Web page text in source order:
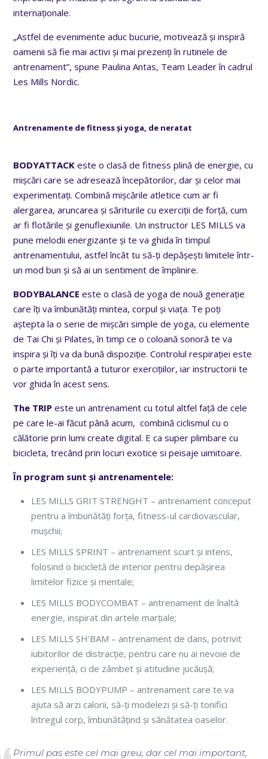
internaționale.
„Astfel de evenimente aduc bucurie, motivează și inspiră
oamenii să fie mai activi și mai prezenți în rutinele de
antrenament”, spune Paulina Antas, Team Leader în cadrul
Les Mills Nordic.
Antrenamente de fitness și yoga, de neratat
BODYATTACKeste o clasă de fitness plină de energie, cu
mișcări care se adresează începătorilor, dar și celor mai
experimentați. Combină mișcările atletice cum ar fi
alergarea, aruncarea și săriturile cu exerciții de forță, cum
ar fi flotările și genuflexiunile. Un instructor LES MILLS va
pune melodii energizante și te va ghida în timpul
antrenamentului, astfel încât tu să-ți depășești limitele într-
un mod bun și să ai un sentiment de împlinire.
BODYBALANCE este o clasă de yoga de nouă generație
care îți va îmbunătăți mintea, corpul și viața. Te poți
aștepta la o serie de mișcări simple de yoga, cu elemente
de Tai Chi și Pilates, în timp ce o coloană sonoră te va
inspira și îți va da bună dispoziție. Controlul respirației este
o parte importantă a tuturor exercițiilor, iar instructorii te
vor ghida în acest sens.
The TRIP este un antrenament cu totul altfel față de cele
pe care le-ai făcut până acum, combină ciclismul cu o
călătorie prin lumi create digital. E ca super plimbare cu
bicicleta, trecând prin locuri exotice si peisaje uimitoare.
În program sunt și antrenamentele:
LES MILLS GRIT STRENGHT – antrenament conceput
pentru a îmbunătăți forța, fitness-ul cardiovascular,
mușchii;
LES MILLS SPRINT – antrenament scurt și intens,
folosind o bicicletă de interior pentru depășirea
limitelor fizice și mentale;
LES MILLS BODYCOMBAT – antrenament de înaltă
energie, inspirat din artele marțiale;
LES MILLS SH’BAM – antrenament de dans, potrivit
iubitorilor de distracție, pentru care nu ai nevoie de
experiență, ci de zâmbet și atitudine jucăușă;
LES MILLS BODYPUMP – antrenament care te va
ajuta să arzi calorii, să-ți modelezi și să-ți tonifici
întregul corp, îmbunătățind și sănătatea oaselor.
Primul pas este cel mai greu, dar cel mai important,